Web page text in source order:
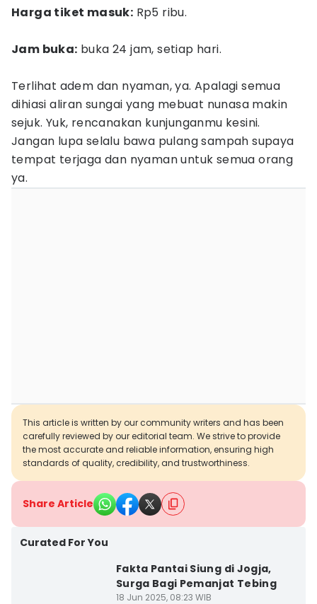
Harga tiket masuk: Rp5 ribu.
Jam buka: buka 24 jam, setiap hari.
Terlihat adem dan nyaman, ya. Apalagi semua
dihiasi aliran sungai yang mebuat nunasa makin
sejuk. Yuk, rencanakan kunjunganmu kesini.
Jangan lupa selalu bawa pulang sampah supaya
tempat terjaga dan nyaman untuk semua orang
ya.
This article is written by our community writers and has been
carefully reviewed by our editorial team. We strive to provide
the most accurate and reliable information, ensuring high
standards of quality, credibility, and trustworthiness.
Share Article
Curated For You
Fakta Pantai Siung di Jogja,
Surga Bagi Pemanjat Tebing
18 Jun 2025, 08:23 WIB